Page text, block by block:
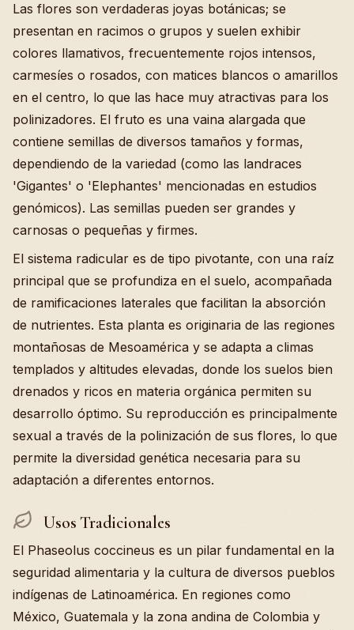
Las flores son verdaderas joyas botánicas; se
presentan en racimos o grupos y suelen exhibir
colores llamativos, frecuentemente rojos intensos,
carmesíes o rosados, con matices blancos o amarillos
en el centro, lo que las hace muy atractivas para los
polinizadores. El fruto es una vaina alargada que
contiene semillas de diversos tamaños y formas,
dependiendo de la variedad (como las landraces
'Gigantes' o 'Elephantes' mencionadas en estudios
genómicos). Las semillas pueden ser grandes y
carnosas o pequeñas y firmes.
El sistema radicular es de tipo pivotante, con una raíz
principal que se profundiza en el suelo, acompañada
de ramificaciones laterales que facilitan la absorción
de nutrientes. Esta planta es originaria de las regiones
montañosas de Mesoamérica y se adapta a climas
templados y altitudes elevadas, donde los suelos bien
drenados y ricos en materia orgánica permiten su
desarrollo óptimo. Su reproducción es principalmente
sexual a través de la polinización de sus flores, lo que
permite la diversidad genética necesaria para su
adaptación a diferentes entornos.
Usos Tradicionales
El Phaseolus coccineus es un pilar fundamental en la
seguridad alimentaria y la cultura de diversos pueblos
indígenas de Latinoamérica. En regiones como
México, Guatemala y la zona andina de Colombia y